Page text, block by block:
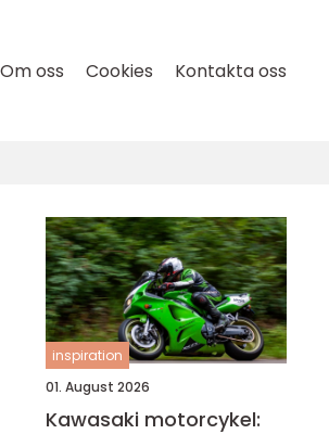
Om oss Cookies Kontakta oss
inspiration
01. August 2026
Kawasaki motorcykel: